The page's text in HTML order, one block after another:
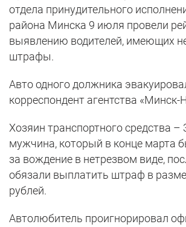
отдела принудительного
района Минска 9 июля провели
выявлению водителей, имеющих
штрафы.
Авто одного должника
корреспондент агентства «Минск-
Хозяин транспортного средства –
мужчина, который в конце марта
за вождение в нетрезвом виде,
обязали выплатить штраф в
рублей.
Автолюбитель проигнорировал